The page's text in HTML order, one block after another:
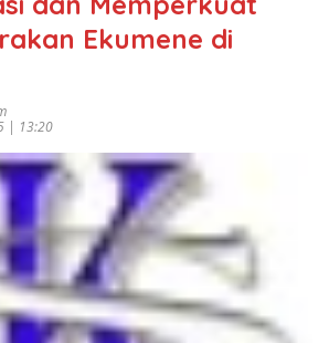
Ekumene di
| 13:20